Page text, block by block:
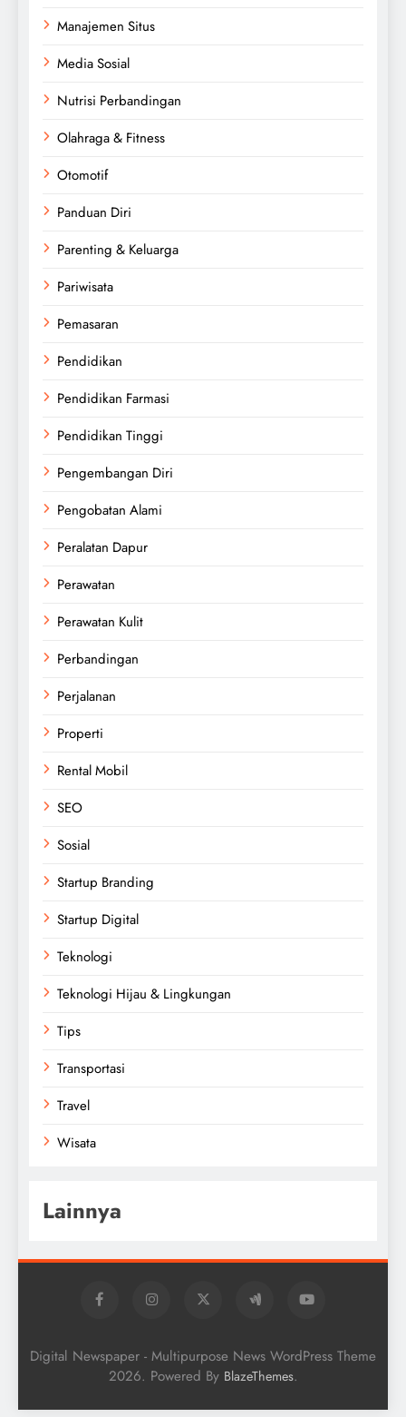
Manajemen Situs
Media Sosial
Nutrisi Perbandingan
Olahraga & Fitness
Otomotif
Panduan Diri
Parenting & Keluarga
Pariwisata
Pemasaran
Pendidikan
Pendidikan Farmasi
Pendidikan Tinggi
Pengembangan Diri
Pengobatan Alami
Peralatan Dapur
Perawatan
Perawatan Kulit
Perbandingan
Perjalanan
Properti
Rental Mobil
SEO
Sosial
Startup Branding
Startup Digital
Teknologi
Teknologi Hijau & Lingkungan
Tips
Transportasi
Travel
Wisata
Lainnya
Digital Newspaper - Multipurpose News WordPress Theme
2026. Powered By BlazeThemes.